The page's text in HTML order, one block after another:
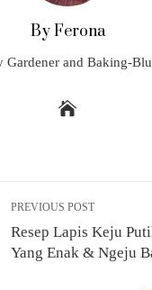
By Ferona
Gardener and Baking-
PREVIOUS POST
Resep Lapis Keju
Yang Enak & Ngeju